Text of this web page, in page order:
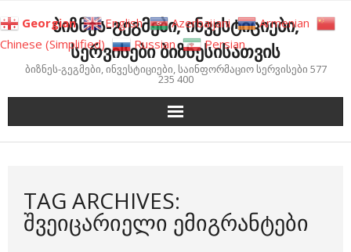
to
content
ბიზნეს-გეგმები, ინვესტიციები,
სერვისები ბიზნესისათვის
ბიზნეს-გეგმები, ინვესტიციები, საინფორმაციო სერვისები 577
235 400
TAG ARCHIVES:
ᲨᲕᲔᲘᲪᲐᲠᲘᲔᲚᲘ ᲔᲛᲘᲒᲠᲐᲜᲢᲔᲑᲘ
Georgian English Azerbaijani
Armenian
Chinese (Simplified)
Russian Persian